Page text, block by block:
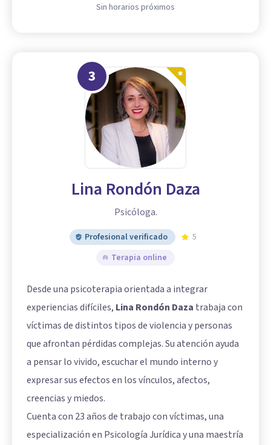
Sin horarios próximos
3
Lina Rondón Daza
Psicóloga.
Profesional verificado
5
Terapia online
Desde una psicoterapia orientada a integrar
experiencias difíciles, Lina Rondón Daza trabaja con
víctimas de distintos tipos de violencia y personas
que afrontan pérdidas complejas. Su atención ayuda
a pensar lo vivido, escuchar el mundo interno y
expresar sus efectos en los vínculos, afectos,
creencias y miedos.
Cuenta con 23 años de trabajo con víctimas, una
especialización en Psicología Jurídica y una maestría